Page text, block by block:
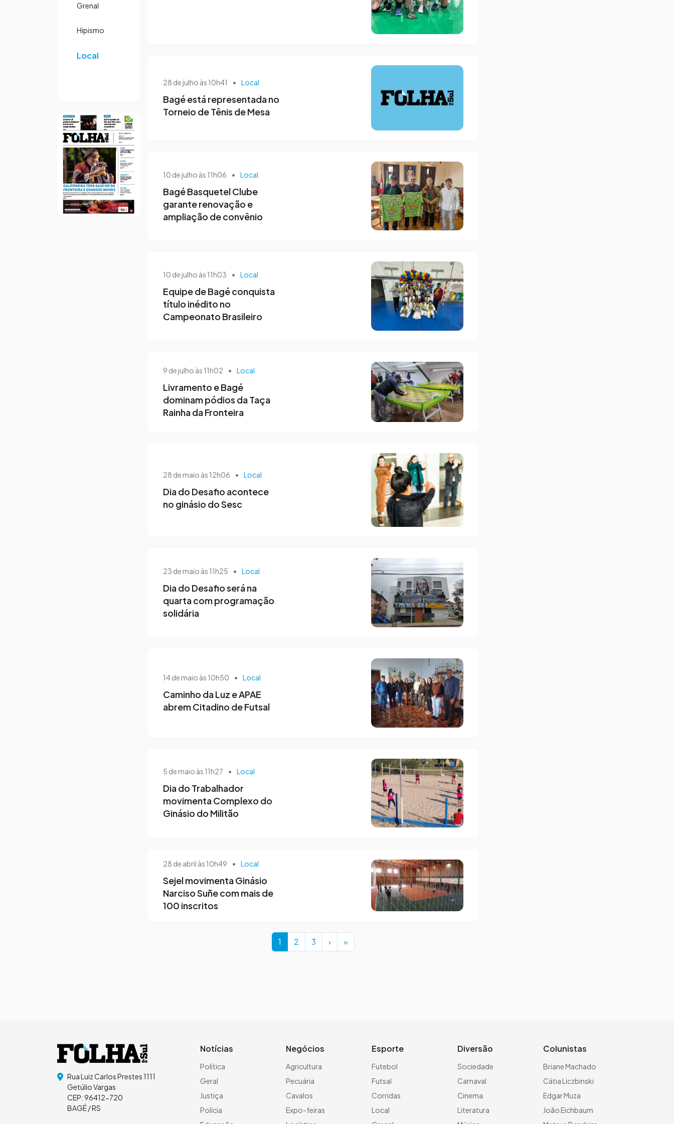
Grenal
Hipismo
Local
28 de julho às 10h41 • Local
Bagé está representada no
Torneio de Tênis de Mesa
10 de julho às 11h06 • Local
Bagé Basquetel Clube
garante renovação e
ampliação de convênio
10 de julho às 11h03 • Local
Equipe de Bagé conquista
título inédito no
Campeonato Brasileiro
9 de julho às 11h02 • Local
Livramento e Bagé
dominam pódios da Taça
Rainha da Fronteira
28 de maio às 12h06 • Local
Dia do Desafio acontece
no ginásio do Sesc
23 de maio às 11h25 • Local
Dia do Desafio será na
quarta com programação
solidária
14 de maio às 10h50 • Local
Caminho da Luz e APAE
abrem Citadino de Futsal
5 de maio às 11h27 • Local
Dia do Trabalhador
movimenta Complexo do
Ginásio do Militão
28 de abril às 10h49 • Local
Sejel movimenta Ginásio
Narciso Suñe com mais de
100 inscritos
Current Page
1 Page
2 Page
3 › »
Rua Luiz Carlos Prestes 1111
Getúlio Vargas
CEP: 96412-720
BAGÉ / RS
Notícias
Política
Geral
Justiça
Polícia
Negócios
Agricultura
Pecuária
Cavalos
Expo-feiras
Esporte
Futebol
Futsal
Corridas
Local
Diversão
Sociedade
Carnaval
Cinema
Literatura
Colunistas
Briane Machado
Cátia Liczbinski
Edgar Muza
João Eichbaum